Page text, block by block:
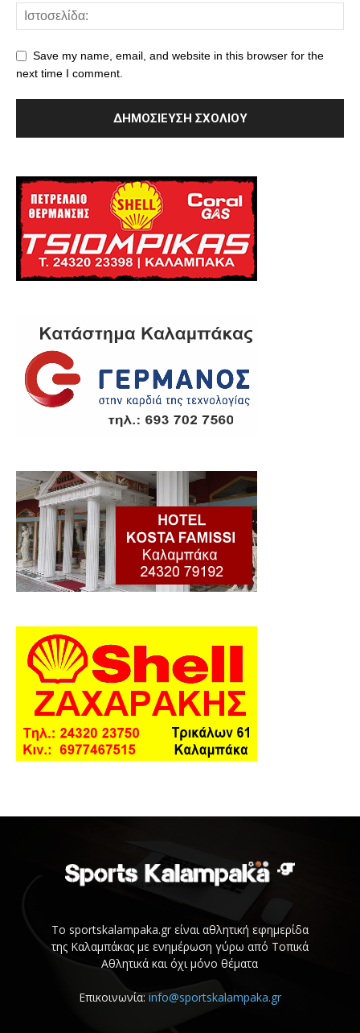
Save my name, email, and website in this browser for the
next time I comment.
Το sportskalampaka.gr είναι αθλητική εφημερίδα
της Καλαμπάκας με ενημέρωση γύρω από Τοπικά
Αθλητικά και όχι μόνο θέματα
Επικοινωνία: info@sportskalampaka.gr